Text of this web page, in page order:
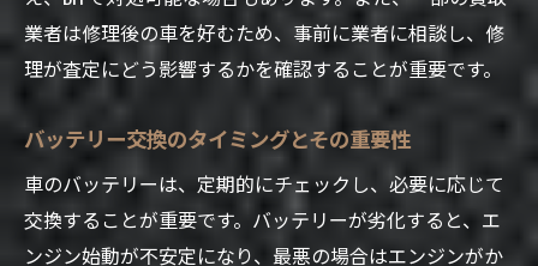
業者は修理後の車を好むため、事前に業者に相談し、修
理が査定にどう影響するかを確認することが重要です。
バッテリー交換のタイミングとその重要性
車のバッテリーは、定期的にチェックし、必要に応じて
交換することが重要です。バッテリーが劣化すると、エ
ンジン始動が不安定になり、最悪の場合はエンジンがか